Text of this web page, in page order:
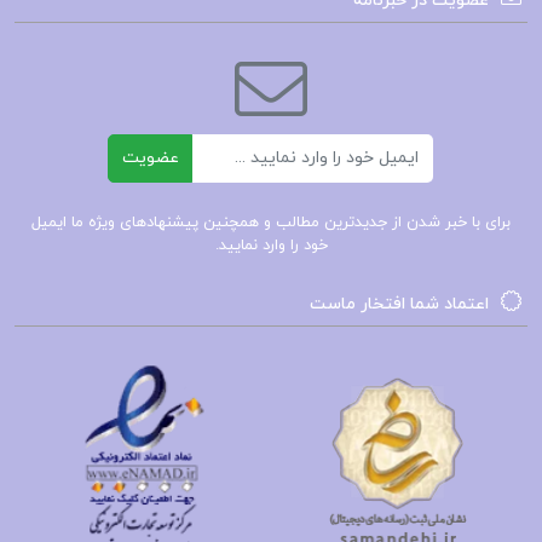
ادبیات داستانی
ادبیات معاصر
حسب حال زندگی نامه سفرنامه
ادبیات جهان
ادبیات عامیانه
آیین نگارش
عضویت
برای با خبر شدن از جدیدترین مطالب و همچنین پیشنهادهای ویژه ما ایمیل
خود را وارد نمایید.
اعتماد شما افتخار ماست